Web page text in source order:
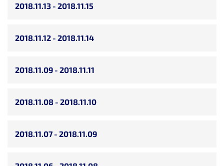
2018.11.07 - 2018.11.09
2018.11.08 - 2018.11.10
2018.11.09 - 2018.11.11
2018.11.12 - 2018.11.14
2018.11.13 - 2018.11.15